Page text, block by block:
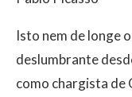
Isto nem de longe
deslumbrante
como chargista de